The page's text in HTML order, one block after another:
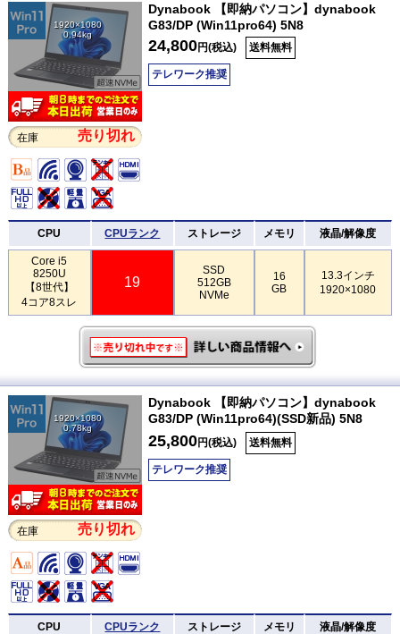
1920×1080
0.94kg
在庫 売り切れ
Dynabook 【即納パソコン】dynabook
G83/DP (Win11pro64) 5N8
24,800円(税込) 送料無料
テレワーク推奨
CPU CPUランク ストレージ メモリ 液晶/解像度
Core i5
8250U
【8世代】
4コア8スレ
19
SSD
512GB
NVMe
16
GB
13.3インチ
1920×1080
1920×1080
0.78kg
在庫 売り切れ
Dynabook 【即納パソコン】dynabook
G83/DP (Win11pro64)(SSD新品) 5N8
25,800円(税込) 送料無料
テレワーク推奨
CPU CPUランク ストレージ メモリ 液晶/解像度